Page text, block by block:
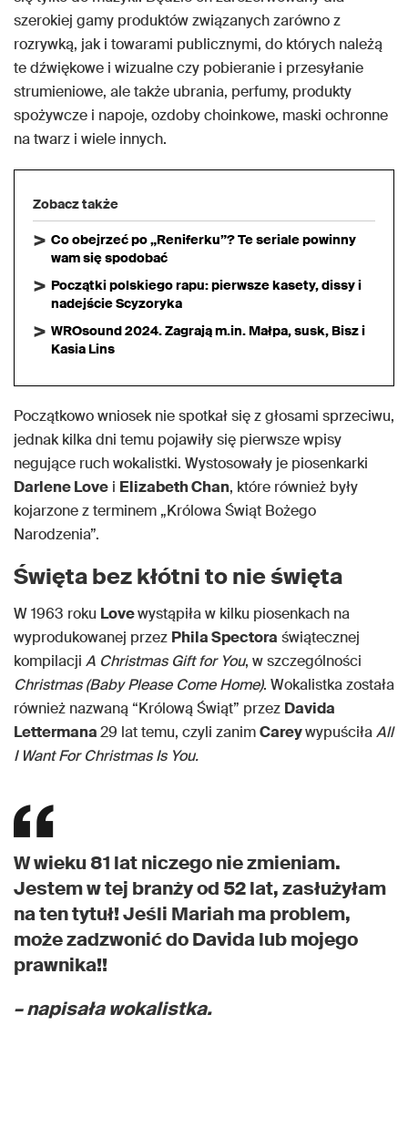
szerokiej gamy produktów związanych zarówno z
rozrywką, jak i towarami publicznymi, do których należą
te dźwiękowe i wizualne czy pobieranie i przesyłanie
strumieniowe, ale także ubrania, perfumy, produkty
spożywcze i napoje, ozdoby choinkowe, maski ochronne
na twarz i wiele innych.
Zobacz także
Co obejrzeć po „Reniferku”? Te seriale powinny
wam się spodobać
Początki polskiego rapu: pierwsze kasety, dissy i
nadejście Scyzoryka
WROsound 2024. Zagrają m.in. Małpa, susk, Bisz i
Kasia Lins
Początkowo wniosek nie spotkał się z głosami sprzeciwu,
jednak kilka dni temu pojawiły się pierwsze wpisy
negujące ruch wokalistki. Wystosowały je piosenkarki
Darlene Love i Elizabeth Chan, które również były
kojarzone z terminem „Królowa Świąt Bożego
Narodzenia”.
Święta bez kłótni to nie święta
W 1963 roku Lovewystąpiła w kilku piosenkach na
wyprodukowanej przez Phila Spectora świątecznej
kompilacji A Christmas Gift for You, w szczególności
Christmas (Baby Please Come Home). Wokalistka została
również nazwaną “Królową Świąt” przez Davida
Lettermana29 lat temu, czyli zanimCareywypuściłaAll
I Want For Christmas Is You.
W wieku 81 lat niczego nie zmieniam.
Jestem w tej branży od 52 lat, zasłużyłam
na ten tytuł! Jeśli Mariah ma problem,
może zadzwonić do Davida lub mojego
prawnika!!
– napisała wokalistka.